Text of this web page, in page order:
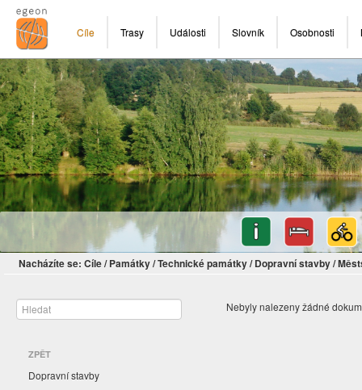
Cíle Trasy Události Slovník Osobnosti
Nacházíte se: Cíle/ Památky/Technické památky/ Dopravní stavby/
ZPĚT
Dopravní stavby
Nebyly nalezeny žádné